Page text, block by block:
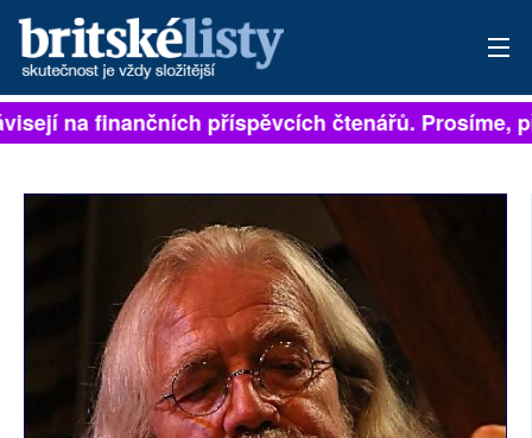
PŘIHLÁSIT
ROZHOVORY
NEJČTENĚJŠÍ ZA 7 DNÍ
na finančních příspěvcích čtenářů. Prosíme,